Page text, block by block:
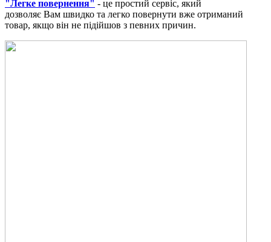
"Легке повернення" - це простий сервіс, який
дозволяє Вам швидко та легко повернути вже отриманий
товар, якщо він не підійшов з певних причин.